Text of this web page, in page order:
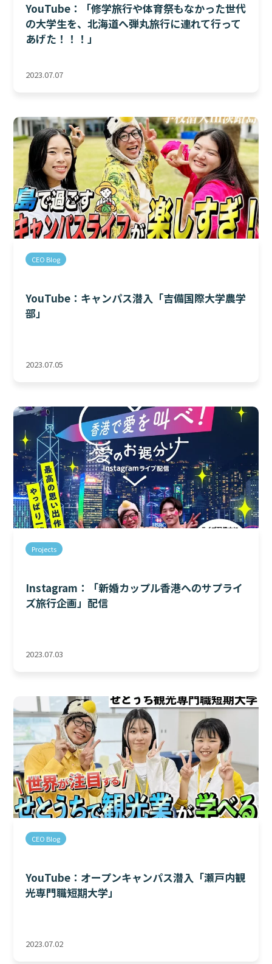
YouTube：「修学旅行や体育祭もなかった世代
の大学生を、北海道へ弾丸旅行に連れて行って
あげた！！！」
2023.07.07
CEO Blog
YouTube：キャンパス潜入「吉備国際大学農学
部」
2023.07.05
Projects
Instagram：「新婚カップル香港へのサプライ
ズ旅行企画」配信
2023.07.03
CEO Blog
YouTube：オープンキャンパス潜入「瀬戸内観
光専門職短期大学」
2023.07.02